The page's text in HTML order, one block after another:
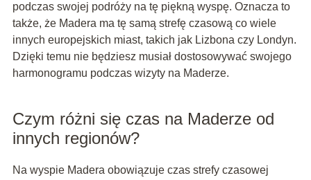
podczas swojej podróży na tę piękną wyspę. Oznacza to
także, że Madera ma tę samą strefę czasową co wiele
innych europejskich miast, takich jak Lizbona czy Londyn.
Dzięki temu nie będziesz musiał dostosowywać swojego
harmonogramu podczas wizyty na Maderze.
Czym różni się czas na Maderze od
innych regionów?
Na wyspie Madera obowiązuje czas strefy czasowej